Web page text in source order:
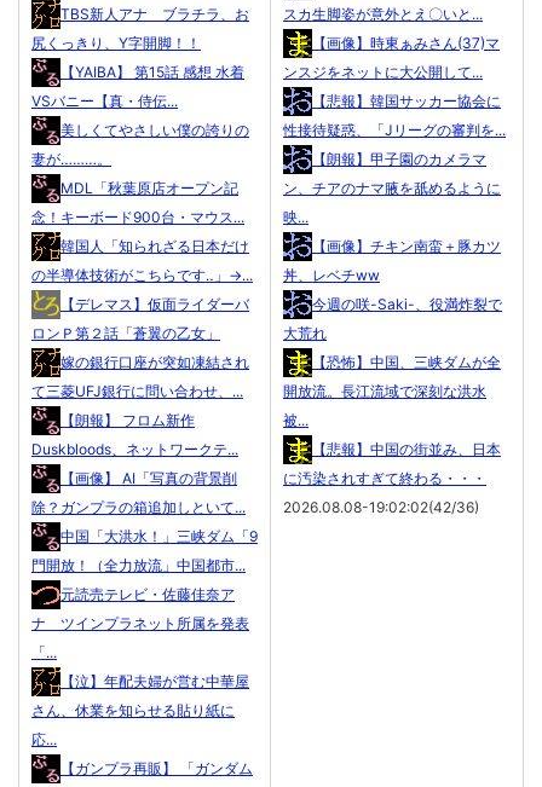
TBS新人アナ ブラチラ、お
尻くっきり、Y字開脚！！
【YAIBA】 第15話 感想 水着
VSバニー【真・侍伝...
美しくてやさしい僕の誇りの
妻が………。
MDL「秋葉原店オープン記
念！キーボード900台・マウス...
韓国人「知られざる日本だけ
の半導体技術がこちらです‥」→...
【デレマス】仮面ライダーバ
ロンＰ第２話「蒼翼の乙女」
嫁の銀行口座が突如凍結され
て三菱UFJ銀行に問い合わせ、...
【朗報】 フロム新作
Duskbloods、ネットワークテ...
【画像】 AI「写真の背景削
除？ガンプラの箱追加しといて...
中国「大洪水！」三峡ダム「9
門開放！（全力放流」中国都市...
元読売テレビ・佐藤佳奈ア
ナ ツインプラネット所属を発表
「...
【泣】年配夫婦が営む中華屋
さん、休業を知らせる貼り紙に
応...
【ガンプラ再販】 「ガンダム
スカ生脚姿が意外とえ〇いと...
【画像】時東ぁみさん(37)マ
ンスジをネットに大公開して...
【悲報】韓国サッカー協会に
性接待疑惑、「Jリーグの審判を...
【朗報】甲子園のカメラマ
ン、チアのナマ腋を舐めるように
映...
【画像】チキン南蛮＋豚カツ
丼、レベチww
今週の咲-Saki-、役満炸裂で
大荒れ
【恐怖】中国、三峡ダムが全
開放流。長江流域で深刻な洪水
被...
【悲報】中国の街並み、日本
に汚染されすぎて終わる・・・
2026.08.08-19:02:02(42/36)